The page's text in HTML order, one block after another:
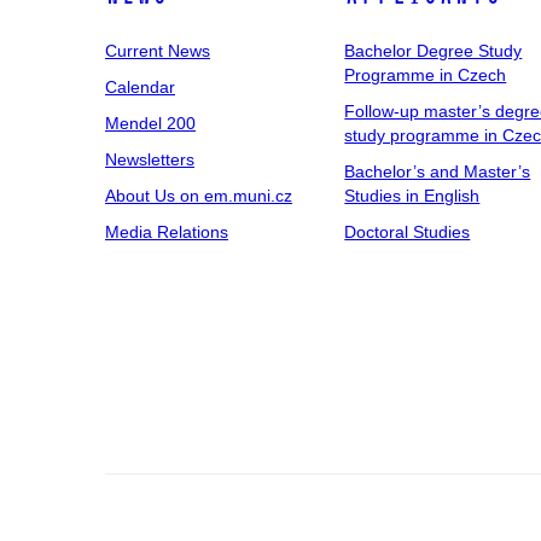
Current News
Calendar
Mendel 200
Newsletters
About Us on em.muni.cz
Media Relations
Bachelor Degree Study
Programme in Czech
Follow-up master’s
study programme in
Bachelor’s and Master’s
Studies in English
Doctoral Studies